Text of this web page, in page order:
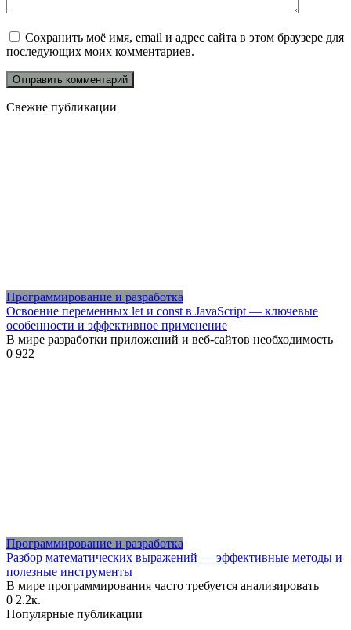
Сохранить моё имя, email и адрес сайта в этом браузере для
последующих моих комментариев.
Свежие публикации
Программирование и разработка
Освоение переменных let и const в JavaScript — ключевые
особенности и эффективное применение
В мире разработки приложений и веб-сайтов необходимость
0 922
Программирование и разработка
Разбор математических выражений — эффективные методы и
полезные инструменты
В мире программирования часто требуется анализировать
0 2.2к.
Популярные публикации